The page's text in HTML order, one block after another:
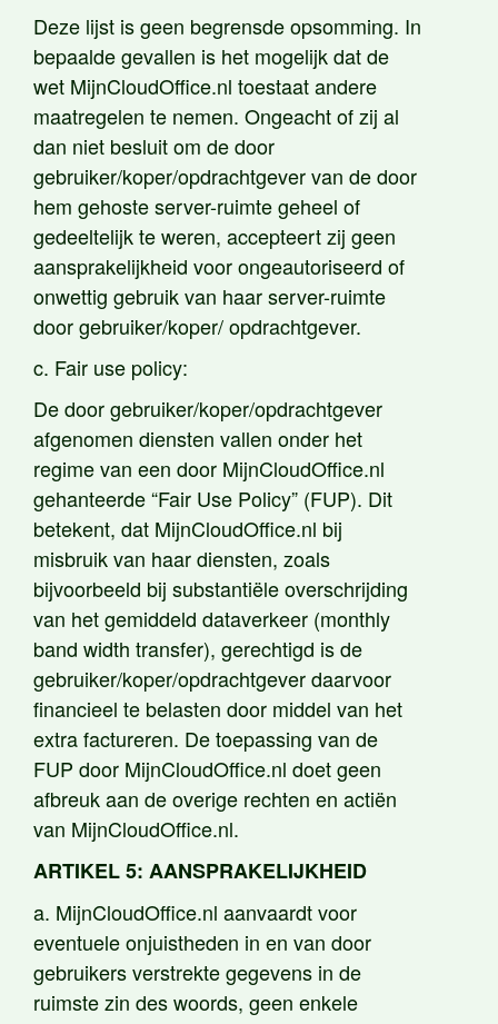
Deze lijst is geen begrensde opsomming. In
bepaalde gevallen is het mogelijk dat de
wet MijnCloudOffice.nl toestaat andere
maatregelen te nemen. Ongeacht of zij al
dan niet besluit om de door
gebruiker/koper/opdrachtgever van de door
hem gehoste server-ruimte geheel of
gedeeltelijk te weren, accepteert zij geen
aansprakelijkheid voor ongeautoriseerd of
onwettig gebruik van haar server-ruimte
door gebruiker/koper/ opdrachtgever.
c. Fair use policy:
De door gebruiker/koper/opdrachtgever
afgenomen diensten vallen onder het
regime van een door MijnCloudOffice.nl
gehanteerde “Fair Use Policy” (FUP). Dit
betekent, dat MijnCloudOffice.nl bij
misbruik van haar diensten, zoals
bijvoorbeeld bij substantiële overschrijding
van het gemiddeld dataverkeer (monthly
band width transfer), gerechtigd is de
gebruiker/koper/opdrachtgever daarvoor
financieel te belasten door middel van het
extra factureren. De toepassing van de
FUP door MijnCloudOffice.nl doet geen
afbreuk aan de overige rechten en actiën
van MijnCloudOffice.nl.
ARTIKEL 5: AANSPRAKELIJKHEID
a. MijnCloudOffice.nl aanvaardt voor
eventuele onjuistheden in en van door
gebruikers verstrekte gegevens in de
ruimste zin des woords, geen enkele